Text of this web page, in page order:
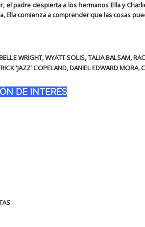
el padre despierta a los hermanos Ella y
Ella comienza a comprender que las cosas
WRIGHT, WYATT SOLIS, TALIA BALSAM,
'JAZZ' COPELAND, DANIEL EDWARD MORA,
DE INTERÉS